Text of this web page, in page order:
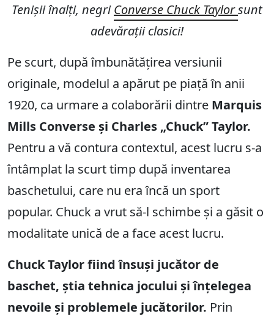
Tenișii înalți, negriConverse Chuck Taylorsunt
adevărații clasici!
Pe scurt, după îmbunătățirea versiunii
originale, modelul a apărut pe piață în anii
1920, ca urmare a colaborării dintre Marquis
Mills Converse și Charles „Chuck” Taylor.
Pentru a vă contura contextul, acest lucru s-a
întâmplat la scurt timp după inventarea
baschetului, care nu era încă un sport
popular. Chuck a vrut să-l schimbe și a găsit o
modalitate unică de a face acest lucru.
Chuck Taylor fiind însuși jucător de
baschet, știa tehnica jocului și înțelegea
nevoile și problemele jucătorilor. Prin